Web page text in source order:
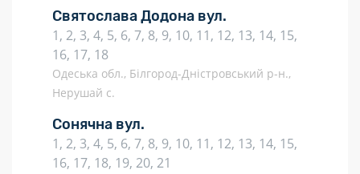
Святослава Додона вул.
1, 2, 3, 4, 5, 6, 7, 8, 9, 10, 11, 12, 13, 14, 15,
16, 17, 18
Одеська обл., Білгород-Дністровський р-н.,
Нерушай с.
Сонячна вул.
1, 2, 3, 4, 5, 6, 7, 8, 9, 10, 11, 12, 13, 14, 15,
16, 17, 18, 19, 20, 21